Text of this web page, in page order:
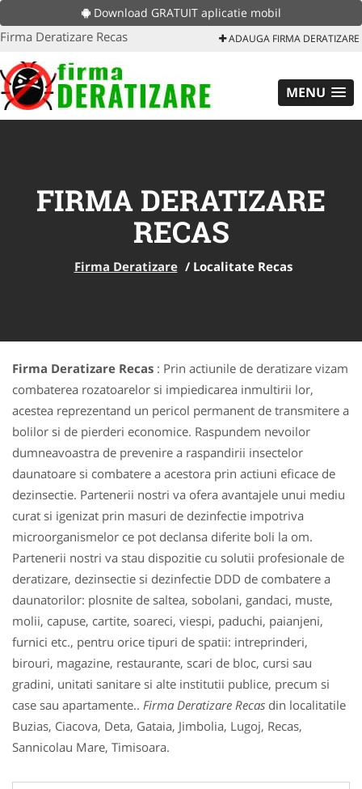
Download GRATUIT aplicatie mobil
Firma Deratizare Recas ADAUGA FIRMA DERATIZARE
MENU
FIRMA DERATIZARE
RECAS
Firma Deratizare / Localitate Recas
Firma Deratizare Recas : Prin actiunile de deratizare vizam
combaterea rozatoarelor si impiedicarea inmultirii lor,
acestea reprezentand un pericol permanent de transmitere a
bolilor si de pierderi economice. Raspundem nevoilor
dumneavoastra de prevenire a raspandirii insectelor
daunatoare si combatere a acestora prin actiuni eficace de
dezinsectie. Partenerii nostri va ofera avantajele unui mediu
curat si igenizat prin masuri de dezinfectie impotriva
microorganismelor ce pot declansa diferite boli la om.
Partenerii nostri va stau dispozitie cu solutii profesionale de
deratizare, dezinsectie si dezinfectie DDD de combatere a
daunatorilor: plosnite de saltea, sobolani, gandaci, muste,
molii, capuse, cartite, soareci, viespi, paduchi, paianjeni,
furnici etc., pentru orice tipuri de spatii: intreprinderi,
birouri, magazine, restaurante, scari de bloc, cursi sau
gradini, unitati sanitare si alte institutii publice, precum si
case sau apartamente.. Firma Deratizare Recas din localitatile
Buzias, Ciacova, Deta, Gataia, Jimbolia, Lugoj, Recas,
Sannicolau Mare, Timisoara.